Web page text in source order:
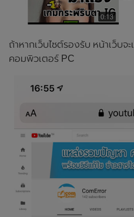
ถ้าหากเว็บไซต์รองรับ หน้าเว็บจ
คอมพิวเตอร์ PC